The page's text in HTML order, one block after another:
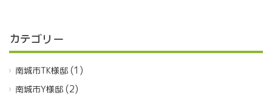
カテゴリー
南城市TK様邸 (1)
南城市Y様邸 (2)